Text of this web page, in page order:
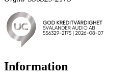
Information